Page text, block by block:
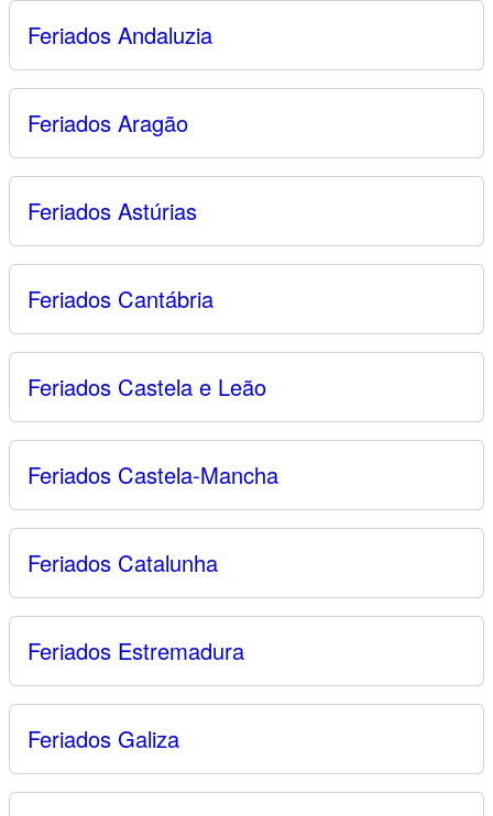
Feriados Andaluzia
Feriados Aragão
Feriados Astúrias
Feriados Cantábria
Feriados Castela e Leão
Feriados Castela-Mancha
Feriados Catalunha
Feriados Estremadura
Feriados Galiza